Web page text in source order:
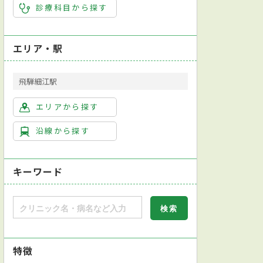
診療科目から探す
エリア・駅
飛騨細江駅
エリアから探す
沿線から探す
キーワード
特徴